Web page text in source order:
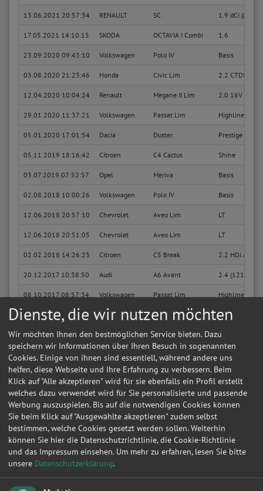
13.06.2021 20:57:34 RENAULT SC 1.9 dCi (JM14)
17.05.2021 14:10:15 SKODA OCTAVIA I Combi 1.6
23.09.2020 09:43:10 Volkswagen Polo IV Basis
03.08.2020 21:23:46 Honda Civic Lim 2.2 CTDI Sport
12.04.2020 10:04:24 Renault Megane II Lim 2.0 16V RS /
29.01.2020 11:37:21 Volkswagen Passat Lim Highline
05.01.2020 17:01:54 Dacia Duster Prestige 4x4
05.11.2019 18:16:42 Citroen C4 Cactus Shine
03.07.2019 07:52:57 Opel Meriva Basis
02.08.2018 10:00:26 Volkswagen Polo IV Basis
12.06.2018 20:57:10 Chevrolet Aveo Lim LT
12.06.2018 20:51:05 Chevrolet Aveo Lim LT
02.02.2018 14:26:23 Citroen C5 Break 2.2 HDi
20.12.2017 10:38:50 Audi A6 Avant 2.4 (121kW)
08.10.2017 08:57:34 Volkswagen Passat Lim Highline
12.07.2017 11:53:23 Mercedes-Benz A A 180 CDI
24.06.2017 14:16:00 Skoda Octavia Combi Elegance
15.06.2017 11:54:41 Opel Insignia Lim Cosmo
05.06.2017 15:55:33 Opel Insignia Lim Cosmo
18.05.2017 23:34:32 Skoda Fabia Classic
11.02.2017 16:31:34 Skoda Fabia
Sie suchen in Bad Harzburg eine günstige Werkstatt?
01.02.2017 16:27:30 Hyundai Terracan 2.9 CRDi GL
Dienste, die wir nutzen möchten
Wir möchten Ihnen den bestmöglichen Service bieten. Dazu
speichern wir Informationen über Ihren Besuch in sogenannten
Cookies. Einige von ihnen sind essentiell, während andere uns
helfen, diese Webseite und Ihre Erfahrung zu verbessern. Beim
Klick auf "Alle akzeptieren" wird für sie ebenfalls ein Profil erstellt
welches dazu verwendet wird für Sie personalisierte und passende
Werbung auszuspielen. Bis auf die notwendigen Cookies können
Sie beim Klick auf "Ausgewählte akzeptieren" zudem selbst
bestimmen, welche Cookies gesetzt werden sollen. Weiterhin
können Sie hier die Datenschutzrichtlinie, die Cookie-Richtlinie
und das Impressum einsehen. Um mehr zu erfahren, lesen Sie bitte
unsere Datenschutzerklärung.